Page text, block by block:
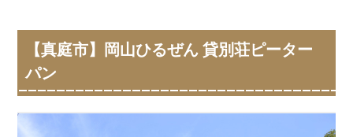
【真庭市】岡山ひるぜん 貸別荘ピーター
パン